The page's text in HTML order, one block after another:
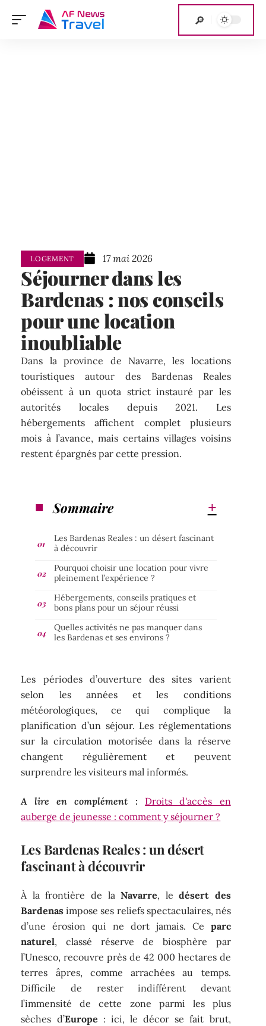
LOGEMENT 17 mai 2026
Séjourner dans les
Bardenas : nos conseils
pour une location
inoubliable
Dans la province de Navarre, les locations
touristiques autour des Bardenas Reales
obéissent à un quota strict instauré par les
autorités locales depuis 2021. Les
hébergements affichent complet plusieurs
mois à l’avance, mais certains villages voisins
restent épargnés par cette pression.
Sommaire
Les Bardenas Reales : un désert fascinant
à découvrir
Pourquoi choisir une location pour vivre
pleinement l’expérience ?
Hébergements, conseils pratiques et
bons plans pour un séjour réussi
Quelles activités ne pas manquer dans
les Bardenas et ses environs ?
Les périodes d’ouverture des sites varient
selon les années et les conditions
météorologiques, ce qui complique la
planification d’un séjour. Les réglementations
sur la circulation motorisée dans la réserve
changent régulièrement et peuvent
surprendre les visiteurs mal informés.
A lire en complément :
Droits d'accès en
auberge de jeunesse : comment y séjourner ?
Les Bardenas Reales : un désert
fascinant à découvrir
À la frontière de laNavarre, ledésert des
Bardenas impose ses reliefs spectaculaires, nés
d’une érosion qui ne dort jamais. Ce parc
naturel, classé réserve de biosphère par
l’Unesco, recouvre près de 42 000 hectares de
terres âpres, comme arrachées au temps.
Difficile de rester indifférent devant
l’immensité de cette zone parmi les plus
sèches d’Europe : ici, le décor se fait brut,